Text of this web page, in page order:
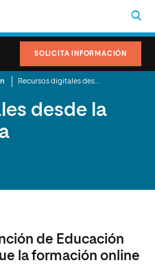
SOLICITA INFORMACIÓN
desde la
de Educación
la formación online